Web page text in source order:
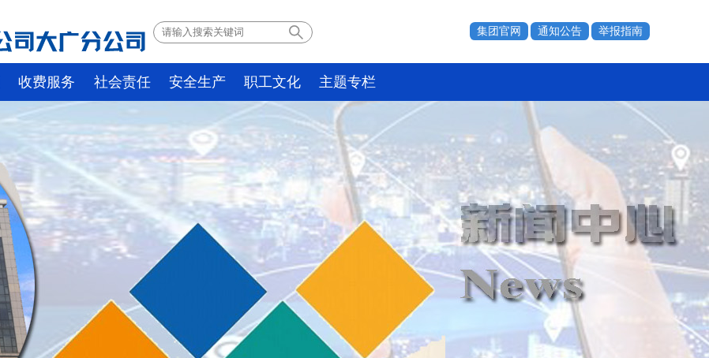
集团官网 通知公告 举报指南
收费服务 社会责任 安全生产 职工文化 主题专栏